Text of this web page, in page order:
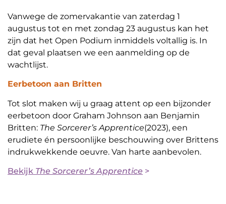
Vanwege de zomervakantie van zaterdag 1
augustus tot en met zondag 23 augustus kan het
zijn dat het Open Podium inmiddels voltallig is. In
dat geval plaatsen we een aanmelding op de
wachtlijst.
Eerbetoon aan Britten
Tot slot maken wij u graag attent op een bijzonder
eerbetoon door Graham Johnson aan Benjamin
Britten: The Sorcerer’s Apprentice(2023), een
erudiete én persoonlijke beschouwing over Brittens
indrukwekkende oeuvre. Van harte aanbevolen.
Bekijk The Sorcerer’s Apprentice >